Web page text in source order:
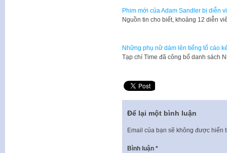
Phim mới của Adam Sandler bị diễn
​Nguồn tin cho biết, khoảng 12 diễn
Những phụ nữ dám lên tiếng tố cáo
Tạp chí Time đã công bố danh sách
Để lại một bình luận
Email của bạn sẽ không được hiển
Bình luận *